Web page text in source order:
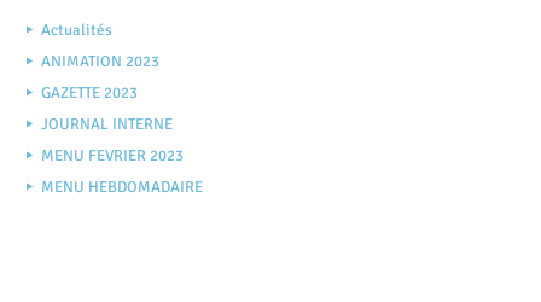
Actualités
ANIMATION 2023
GAZETTE 2023
JOURNAL INTERNE
MENU FEVRIER 2023
MENU HEBDOMADAIRE